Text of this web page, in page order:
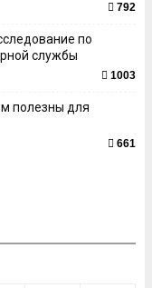
792
по
службы
1003
полезны для
661